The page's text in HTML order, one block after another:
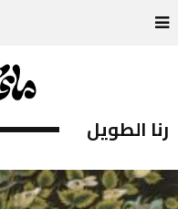
رنا الطويل